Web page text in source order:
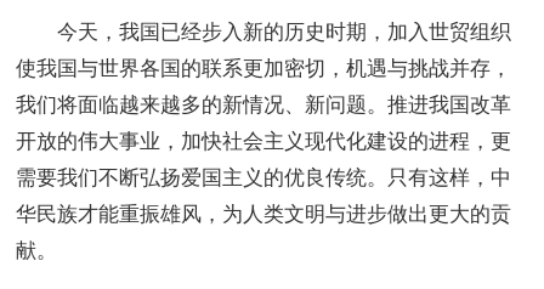
今天，我国已经步入新的历史时期，加入世贸组织
使我国与世界各国的联系更加密切，机遇与挑战并存，
我们将面临越来越多的新情况、新问题。推进我国改革
开放的伟大事业，加快社会主义现代化建设的进程，更
需要我们不断弘扬爱国主义的优良传统。只有这样，中
华民族才能重振雄风，为人类文明与进步做出更大的贡
献。